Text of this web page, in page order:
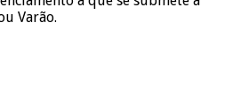
Varão.